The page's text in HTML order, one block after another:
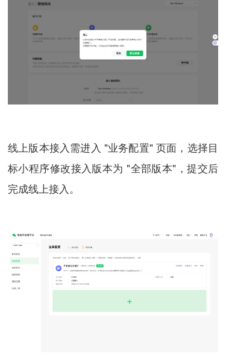
线上版本接入需进入 "业务配置" 页面，选择目
标小程序修改接入版本为 "全部版本"，提交后
完成线上接入。